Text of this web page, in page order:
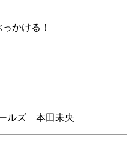
かける！
ルズ 本田未央